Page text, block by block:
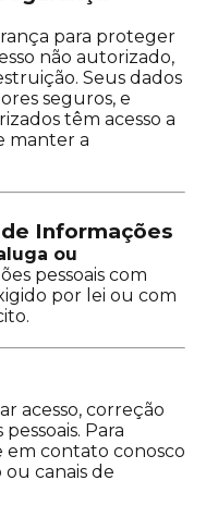
para proteger
não autorizado,
Seus dados
seguros, e
têm acesso a
manter a
Informações
ou
pessoais com
por lei ou com
acesso, correção
Para
em contato conosco
canais de